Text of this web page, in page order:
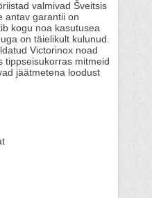
valmivad Šveitsis
antav garantii on
kogu noa kasutusea
on täielikult kulunud.
Victorinox noad
tippseisukorras mitmeid
jäätmetena loodust